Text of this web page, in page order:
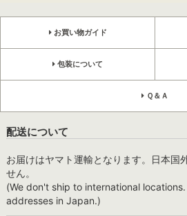
お買い物ガイド
包装について
Ｑ＆Ａ
配送について
お届けはヤマト運輸となります。日本国
せん。
(We don't ship to international
addresses in Japan.)